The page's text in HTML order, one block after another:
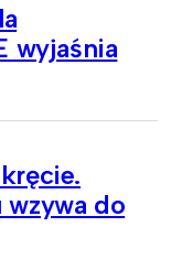
wyjaśnia
wzywa do